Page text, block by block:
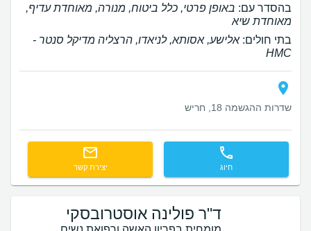
בהסדר עם: באופן פרטי, כלל ביטוח, מנורה, מאוחדת עדיף,
מאוחדת שיא
בתי חולים:אלישע, אסותא, לניאדו, הרצליה מדיקל סנטר -
HMC
שדרות ההגשמה 18, חריש
חיוג יצירת קשר
ד"ר פולינה אוסטרובסקי